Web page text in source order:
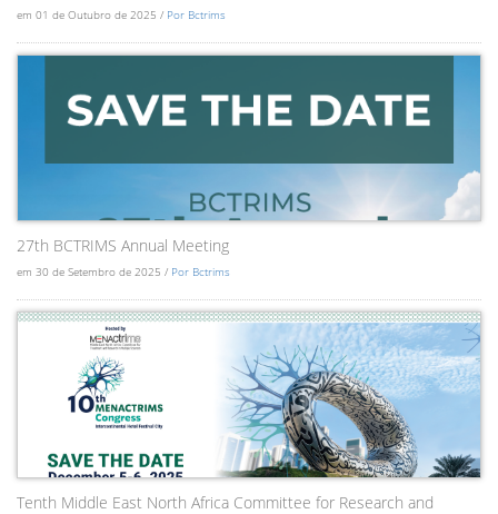
em 01 de Outubro de 2025 / Por Bctrims
27th BCTRIMS Annual Meeting
em 30 de Setembro de 2025 / Por Bctrims
Tenth Middle East North Africa Committee for Research and